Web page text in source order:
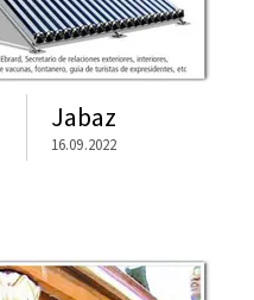
Jabaz
16.09.2022